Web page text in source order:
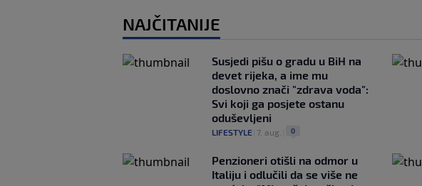
NAJČITANIJE
Susjedi pišu o gradu u BiH na
devet rijeka, a ime mu
doslovno znači "zdrava voda":
Svi koji ga posjete ostanu
oduševljeni
LIFESTYLE 7. aug. 0
Penzioneri otišli na odmor u
Italiju i odlučili da se više ne